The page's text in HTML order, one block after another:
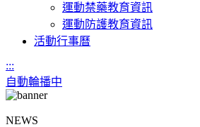
運動禁藥教育資訊
運動防護教育資訊
活動行事曆
:::
自動輪播中
NEWS